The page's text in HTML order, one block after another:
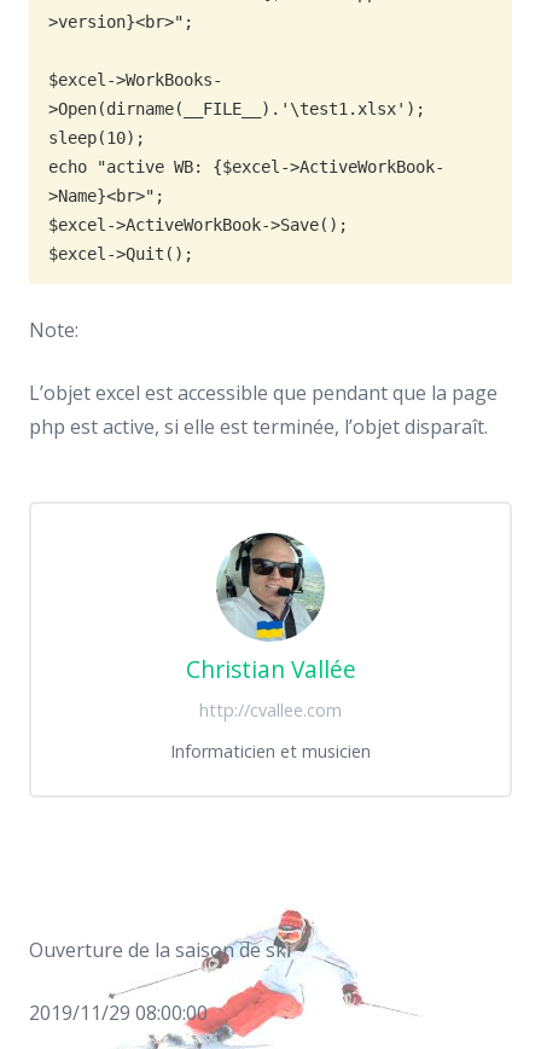
>version}<br>";
$excel->WorkBooks-
>Open(dirname(__FILE__).'\test1.xlsx');
sleep(10);
echo "active WB: {$excel->ActiveWorkBook-
>Name}<br>";
$excel->ActiveWorkBook->Save();
$excel->Quit();
Note:
L’objet excel est accessible que pendant que la page
php est active, si elle est terminée, l’objet disparaît.
Christian Vallée
http://cvallee.com
Informaticien et musicien
Ouverture de la saison de ski
2019/11/29 08:00:00